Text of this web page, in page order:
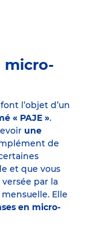
micro-
l’objet d’un
« PAJE ».
une
de
et que vous
par la
Elle
en micro-